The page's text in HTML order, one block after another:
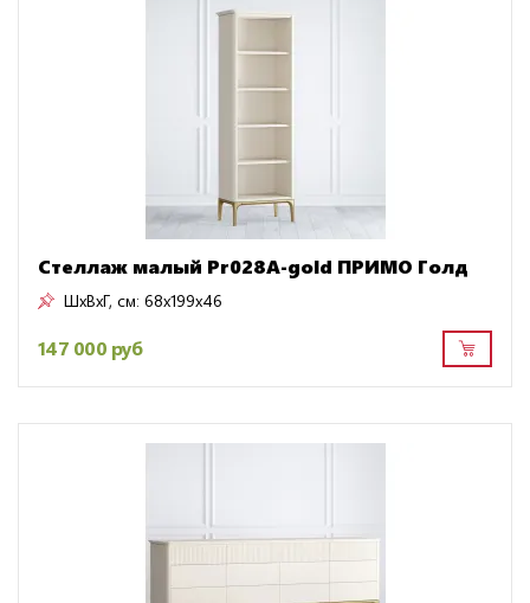
Стеллаж малый Pr028A-gold ПРИМО Голд
ШxВxГ, см: 68x199x46
147 000 руб